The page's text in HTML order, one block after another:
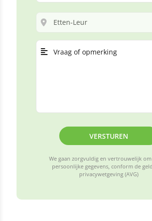
VERSTUREN
We gaan zorgvuldig en vertrouwelijk
persoonlijke gegevens, conform de
privacywetgeving (AVG)